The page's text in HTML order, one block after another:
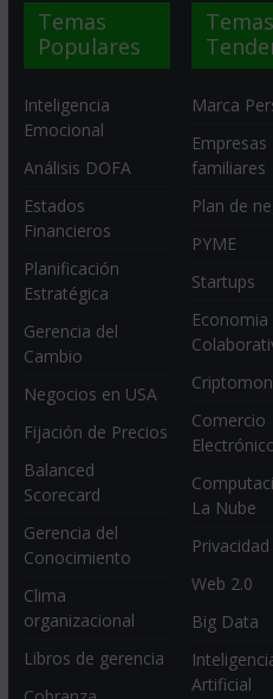
Temas
Populares
Inteligencia
Emocional
Análisis DOFA
Estados
Financieros
Planificación
Estratégica
Gerencia del
Cambio
Negocios en USA
Fijación de Precios
Balanced
Scorecard
Gerencia del
Conocimiento
Clima
organizacional
Libros de gerencia
Temas
Marca
Empresas
familiares
Plan de
PYME
Startups
Economia
Comercio
La Nube
Web 2.0
Big Data
Artificial